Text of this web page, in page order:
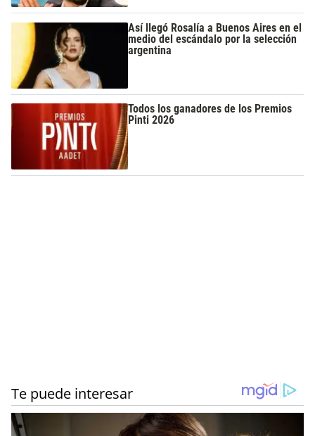
Así llegó Rosalía a Buenos Aires en el
medio del escándalo por la selección
argentina
Todos los ganadores de los Premios
Pinti 2026